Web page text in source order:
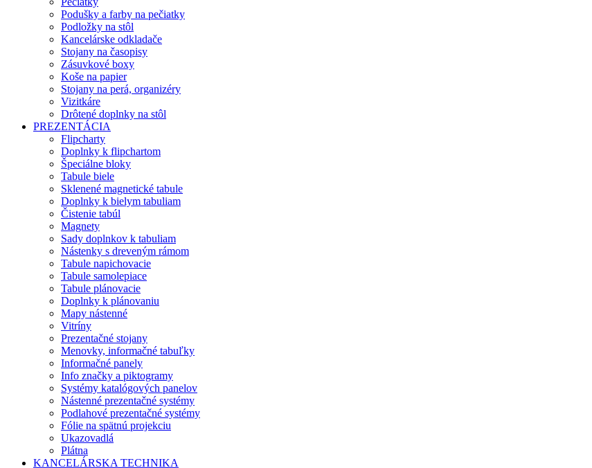
Podušky a farby na pečiatky
Podložky na stôl
Kancelárske odkladače
Stojany na časopisy
Zásuvkové boxy
Koše na papier
Stojany na perá, organizéry
Vizitkáre
Drôtené doplnky na stôl
PREZENTÁCIA
Flipcharty
Doplnky k flipchartom
Špeciálne bloky
Tabule biele
Sklenené magnetické tabule
Doplnky k bielym tabuliam
Čistenie tabúl
Magnety
Sady doplnkov k tabuliam
Nástenky s dreveným rámom
Tabule napichovacie
Tabule samolepiace
Tabule plánovacie
Doplnky k plánovaniu
Mapy nástenné
Vitríny
Prezentačné stojany
Menovky, informačné tabuľky
Informačné panely
Info značky a piktogramy
Systémy katalógových panelov
Nástenné prezentačné systémy
Podlahové prezentačné systémy
Fólie na spätnú projekciu
Ukazovadlá
Plátna
KANCELÁRSKA TECHNIKA